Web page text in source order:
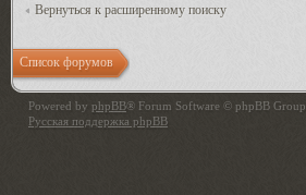
Вернуться к расширенному поиску
Список форумов
Powered by phpBB® Forum Software © phpBB Group
Русская поддержка phpBB